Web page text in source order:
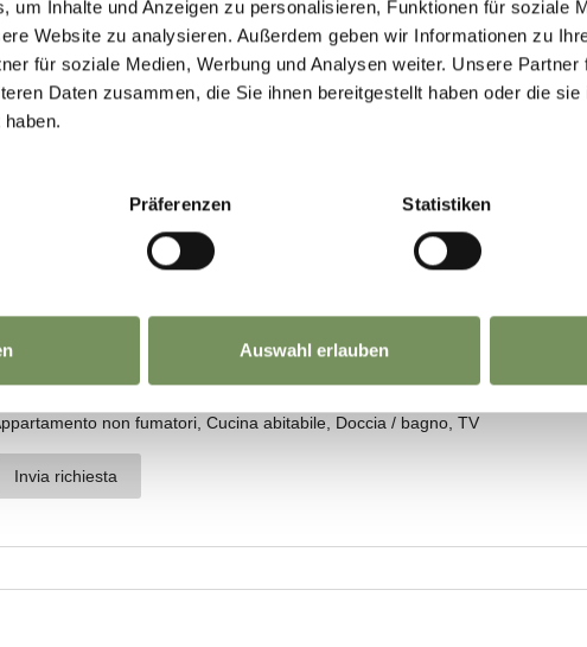
um Inhalte und Anzeigen zu personalisieren, Funktionen für soziale
Website zu analysieren. Außerdem geben wir Informationen zu
für soziale Medien, Werbung und Analysen weiter. Unsere Partner
Daten zusammen, die Sie ihnen bereitgestellt haben oder die
Präferenzen Statistiken
Auswahl erlauben